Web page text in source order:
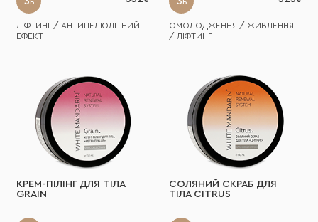
Б
ЛІФТИНГ / АНТИЦЕЛЮЛІТНИЙ
ЕФЕКТ
Б
ОМОЛОДЖЕННЯ / ЖИВЛЕННЯ
/ ЛІФТИНГ
КРЕМ-ПІЛІНГ ДЛЯ ТІЛА
GRAIN
СОЛЯНИЙ СКРАБ ДЛЯ
ТІЛА CITRUS